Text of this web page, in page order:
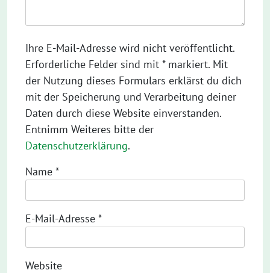
Ihre E-Mail-Adresse wird nicht veröffentlicht.
Erforderliche Felder sind mit * markiert. Mit
der Nutzung dieses Formulars erklärst du dich
mit der Speicherung und Verarbeitung deiner
Daten durch diese Website einverstanden.
Entnimm Weiteres bitte der
Datenschutzerklärung.
Name *
E-Mail-Adresse *
Website